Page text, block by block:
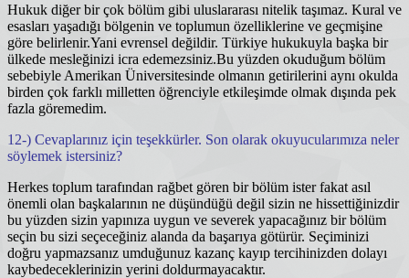
Hukuk diğer bir çok bölüm gibi uluslararası nitelik taşımaz. Kural ve
esasları yaşadığı bölgenin ve toplumun özelliklerine ve geçmişine
göre belirlenir.Yani evrensel değildir. Türkiye hukukuyla başka bir
ülkede mesleğinizi icra edemezsiniz.Bu yüzden okuduğum bölüm
sebebiyle Amerikan Üniversitesinde olmanın getirilerini aynı okulda
birden çok farklı milletten öğrenciyle etkileşimde olmak dışında pek
fazla göremedim.
12-) Cevaplarınız için teşekkürler. Son olarak okuyucularımıza neler
söylemek istersiniz?
Herkes toplum tarafından rağbet gören bir bölüm ister fakat asıl
önemli olan başkalarının ne düşündüğü değil sizin ne hissettiğinizdir
bu yüzden sizin yapınıza uygun ve severek yapacağınız bir bölüm
seçin bu sizi seçeceğiniz alanda da başarıya götürür. Seçiminizi
doğru yapmazsanız umduğunuz kazanç kayıp tercihinizden dolayı
kaybedeceklerinizin yerini doldurmayacaktır.